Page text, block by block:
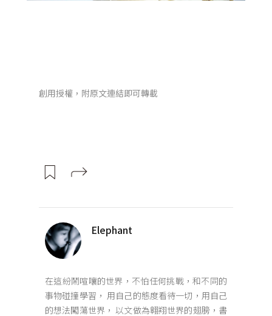
創用授權，附原文連結即可轉載
Elephant
在這紛鬧喧嚷的世界，不怕任何挑戰，和不同的
事物碰撞學習， 用自己的態度看待一切，用自己
的想法闖蕩世界， 以文做為翱翔世界的翅膀，書